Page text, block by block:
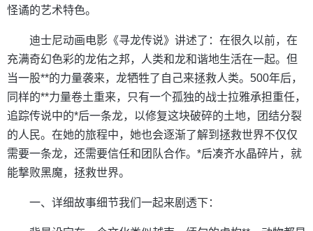
怪谲的艺术特色。
迪士尼动画电影《寻龙传说》讲述了：在很久以前，在
充满奇幻色彩的龙佑之邦，人类和龙和谐地生活在一起。但
当一股**的力量袭来，龙牺牲了自己来拯救人类。500年后，
同样的**力量卷土重来，只有一个孤独的战士拉雅承担重任，
追踪传说中的*后一条龙，以修复这块破碎的土地，团结分裂
的人民。在她的旅程中，她也会逐渐了解到拯救世界不仅仅
需要一条龙，还需要信任和团队合作。*后凑齐水晶碎片，就
能撃败黑魔，拯救世界。
一、详细故事细节我们一起来剧透下：